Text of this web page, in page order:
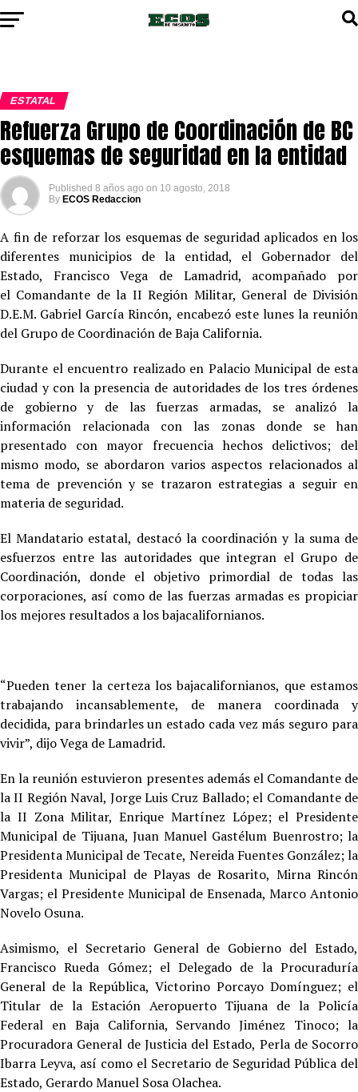
ESTATAL
Refuerza Grupo de Coordinación de BC
esquemas de seguridad en la entidad
Published 8 años ago on 10 agosto, 2018
By ECOS Redaccion
A fin de reforzar los esquemas de seguridad aplicados en los
diferentes municipios de la entidad, el Gobernador del
Estado, Francisco Vega de Lamadrid, acompañado por
el Comandante de la II Región Militar, General de División
D.E.M. Gabriel García Rincón, encabezó este lunes la reunión
del Grupo de Coordinación de Baja California.
Durante el encuentro realizado en Palacio Municipal de esta
ciudad y con la presencia de autoridades de los tres órdenes
de gobierno y de las fuerzas armadas, se analizó la
información relacionada con las zonas donde se han
presentado con mayor frecuencia hechos delictivos; del
mismo modo, se abordaron varios aspectos relacionados al
tema de prevención y se trazaron estrategias a seguir en
materia de seguridad.
El Mandatario estatal, destacó la coordinación y la suma de
esfuerzos entre las autoridades que integran el Grupo de
Coordinación, donde el objetivo primordial de todas las
corporaciones, así como de las fuerzas armadas es propiciar
los mejores resultados a los bajacalifornianos.
“Pueden tener la certeza los bajacalifornianos, que estamos
trabajando incansablemente, de manera coordinada y
decidida, para brindarles un estado cada vez más seguro para
vivir”, dijo Vega de Lamadrid.
En la reunión estuvieron presentes además el Comandante de
la II Región Naval, Jorge Luis Cruz Ballado; el Comandante de
la II Zona Militar, Enrique Martínez López; el Presidente
Municipal de Tijuana, Juan Manuel Gastélum Buenrostro; la
Presidenta Municipal de Tecate, Nereida Fuentes González; la
Presidenta Municipal de Playas de Rosarito, Mirna Rincón
Vargas; el Presidente Municipal de Ensenada, Marco Antonio
Novelo Osuna.
Asimismo, el Secretario General de Gobierno del Estado,
Francisco Rueda Gómez; el Delegado de la Procuraduría
General de la República, Victorino Porcayo Domínguez; el
Titular de la Estación Aeropuerto Tijuana de la Policía
Federal en Baja California, Servando Jiménez Tinoco; la
Procuradora General de Justicia del Estado, Perla de Socorro
Ibarra Leyva, así como el Secretario de Seguridad Pública del
Estado, Gerardo Manuel Sosa Olachea.